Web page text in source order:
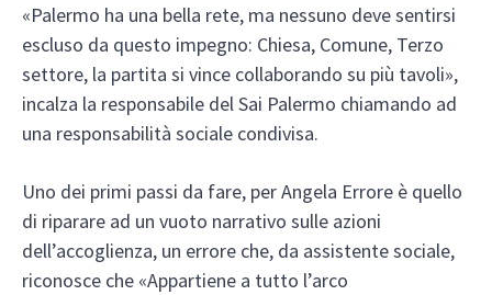
«Palermo ha una bella rete, ma nessuno deve sentirsi
escluso da questo impegno: Chiesa, Comune, Terzo
settore, la partita si vince collaborando su più tavoli»,
incalza la responsabile del Sai Palermo chiamando ad
una responsabilità sociale condivisa.
Uno dei primi passi da fare, per Angela Errore è quello
di riparare ad un vuoto narrativo sulle azioni
dell’accoglienza, un errore che, da assistente sociale,
riconosce che «Appartiene a tutto l’arco